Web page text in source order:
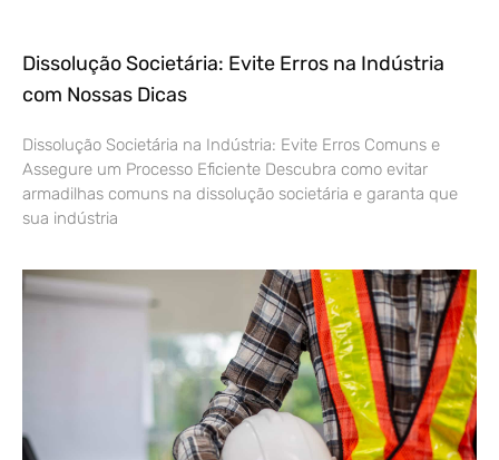
Dissolução Societária: Evite Erros na Indústria
com Nossas Dicas
Dissolução Societária na Indústria: Evite Erros Comuns e
Assegure um Processo Eficiente Descubra como evitar
armadilhas comuns na dissolução societária e garanta que
sua indústria